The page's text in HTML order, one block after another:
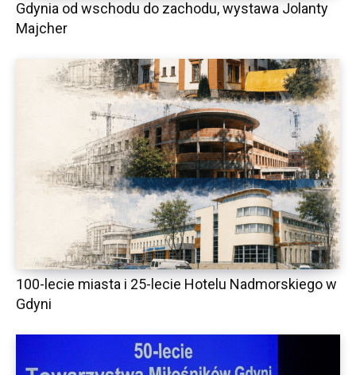
Gdynia od wschodu do zachodu, wystawa Jolanty
Majcher
100-lecie miasta i 25-lecie Hotelu Nadmorskiego w
Gdyni